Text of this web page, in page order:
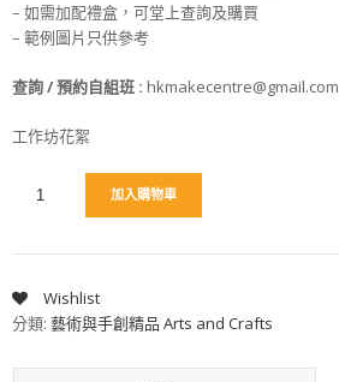
– 如需加配禮盒，可堂上查詢及購買
– 範例圖片只供參考
查詢 / 預約自組班 : hkmakecentre@gmail.com
工作坊花絮
加入購物車
Wishlist
分類: 藝術與手創精品 Arts and Crafts